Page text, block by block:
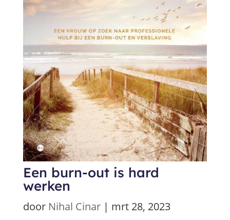
Een burn-out is hard
werken
door Nihal Cinar| mrt 28, 2023